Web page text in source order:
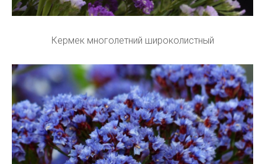
Кермек многолетний широколистный